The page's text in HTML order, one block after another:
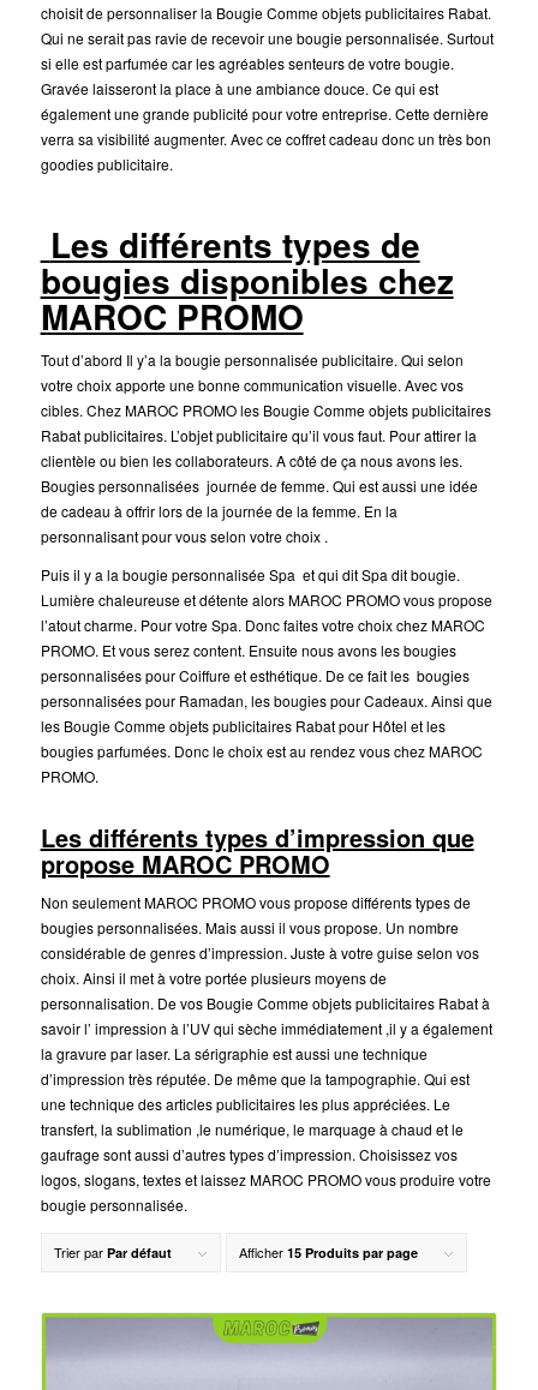
choisit de personnaliser la Bougie Comme objets publicitaires Rabat.
Qui ne serait pas ravie de recevoir une bougie personnalisée. Surtout
si elle est parfumée car les agréables senteurs de votre bougie.
Gravée laisseront la place à une ambiance douce. Ce qui est
également une grande publicité pour votre entreprise. Cette dernière
verra sa visibilité augmenter. Avec ce coffret cadeau donc un très bon
goodies publicitaire.
Les différents types de
bougies disponibles chez
MAROC PROMO
Tout d’abord Il y’a la bougie personnalisée publicitaire. Qui selon
votre choix apporte une bonne communication visuelle. Avec vos
cibles. Chez MAROC PROMO les Bougie Comme objets publicitaires
Rabat publicitaires. L’objet publicitaire qu’il vous faut. Pour attirer la
clientèle ou bien les collaborateurs. A côté de ça nous avons les.
Bougies personnalisées journée de femme. Qui est aussi une idée
de cadeau à offrir lors de la journée de la femme. En la
personnalisant pour vous selon votre choix .
Puis il y a la bougie personnalisée Spa et qui dit Spa dit bougie.
Lumière chaleureuse et détente alors MAROC PROMO vous propose
l’atout charme. Pour votre Spa. Donc faites votre choix chez MAROC
PROMO. Et vous serez content. Ensuite nous avons les bougies
personnalisées pour Coiffure et esthétique. De ce fait les bougies
personnalisées pour Ramadan, les bougies pour Cadeaux. Ainsi que
les Bougie Comme objets publicitaires Rabat pour Hôtel et les
bougies parfumées. Donc le choix est au rendez vous chez MAROC
PROMO.
Les différents types d’impression que
propose MAROC PROMO
Non seulement MAROC PROMO vous propose différents types de
bougies personnalisées. Mais aussi il vous propose. Un nombre
considérable de genres d’impression. Juste à votre guise selon vos
choix. Ainsi il met à votre portée plusieurs moyens de
personnalisation. De vos Bougie Comme objets publicitaires Rabat à
savoir l’ impression à l’UV qui sèche immédiatement ,il y a également
la gravure par laser. La sérigraphie est aussi une technique
d’impression très réputée. De même que la tampographie. Qui est
une technique des articles publicitaires les plus appréciées. Le
transfert, la sublimation ,le numérique, le marquage à chaud et le
gaufrage sont aussi d’autres types d’impression. Choisissez vos
logos, slogans, textes et laissez MAROC PROMO vous produire votre
bougie personnalisée.
Trier par Par défaut Afficher 15 Produits par page